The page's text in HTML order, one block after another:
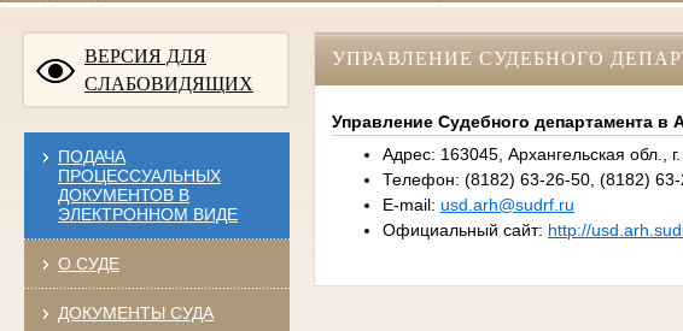
ВЕРСИЯ ДЛЯ
СЛАБОВИДЯЩИХ
ПОДАЧА
ПРОЦЕССУАЛЬНЫХ
ДОКУМЕНТОВ В
ЭЛЕКТРОННОМ ВИДЕ
О СУДЕ
ДОКУМЕНТЫ СУДА
УПРАВЛЕНИЕ СУДЕБНОГО
Управление Судебного департамента в
Адрес: 163045, Архангельская обл.,
Телефон: (8182) 63-26-50, (8182)
E-mail: usd.arh@sudrf.ru
Официальный сайт: http://